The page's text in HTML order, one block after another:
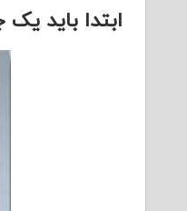
ابتدا باید یک جوراب